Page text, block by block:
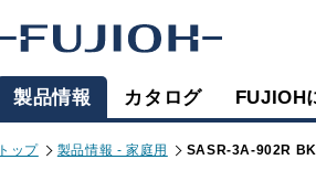
製品情報 カタログ FUJIOH
トップ 製品情報 - 家庭用 SASR-3A-902R BK